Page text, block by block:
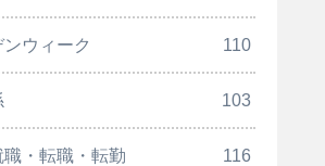
ウィーク 110
103
・転職・転勤 116